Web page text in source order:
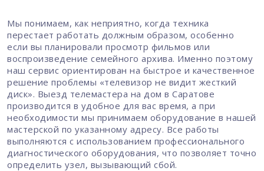
Мы понимаем, как неприятно, когда техника
перестает работать должным образом, особенно
если вы планировали просмотр фильмов или
воспроизведение семейного архива. Именно поэтому
наш сервис ориентирован на быстрое и качественное
решение проблемы «телевизор не видит жесткий
диск». Выезд телемастера на дом в Саратове
производится в удобное для вас время, а при
необходимости мы принимаем оборудование в нашей
мастерской по указанному адресу. Все работы
выполняются с использованием профессионального
диагностического оборудования, что позволяет точно
определить узел, вызывающий сбой.